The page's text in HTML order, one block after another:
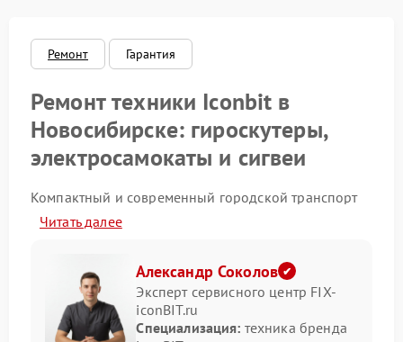
Ремонт Гарантия
Ремонт техники Iconbit в
Новосибирске: гироскутеры,
электросамокаты и сигвеи
Компактный и современный городской транспорт
всё чаще используется жителями Новосибирска.
Среди популярных решений — техника бренда
стильным дизайном. Несмотря на надёжность,
любой транспорт подвержен износу и требует
своевременного технического обслуживания.
Читать далее
Александр Соколов
Эксперт сервисного центр FIX-
iconBIT.ru
Специализация: техника бренда